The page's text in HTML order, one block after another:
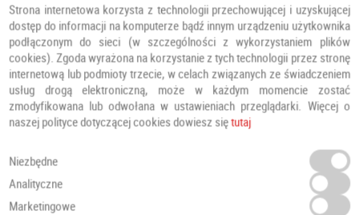
Strona internetowa korzysta z technologii przechowującej i uzyskującej
dostęp do informacji na komputerze bądź innym urządzeniu użytkownika
podłączonym do sieci (w szczególności z wykorzystaniem plików
cookies). Zgoda wyrażona na korzystanie z tych technologii przez stronę
internetową lub podmioty trzecie, w celach związanych ze świadczeniem
usług drogą elektroniczną, może w każdym momencie zostać
zmodyfikowana lub odwołana w ustawieniach przeglądarki. Więcej o
naszej polityce dotyczącej cookies dowiesz siętutaj
Niezbędne
Analityczne
Marketingowe